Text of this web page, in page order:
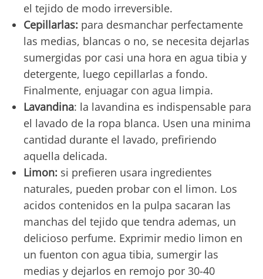
el tejido de modo irreversible.
Cepillarlas: para desmanchar perfectamente
las medias, blancas o no, se necesita dejarlas
sumergidas por casi una hora en agua tibia y
detergente, luego cepillarlas a fondo.
Finalmente, enjuagar con agua limpia.
Lavandina: la lavandina es indispensable para
el lavado de la ropa blanca. Usen una minima
cantidad durante el lavado, prefiriendo
aquella delicada.
Limon: si prefieren usara ingredientes
naturales, pueden probar con el limon. Los
acidos contenidos en la pulpa sacaran las
manchas del tejido que tendra ademas, un
delicioso perfume. Exprimir medio limon en
un fuenton con agua tibia, sumergir las
medias y dejarlos en remojo por 30-40